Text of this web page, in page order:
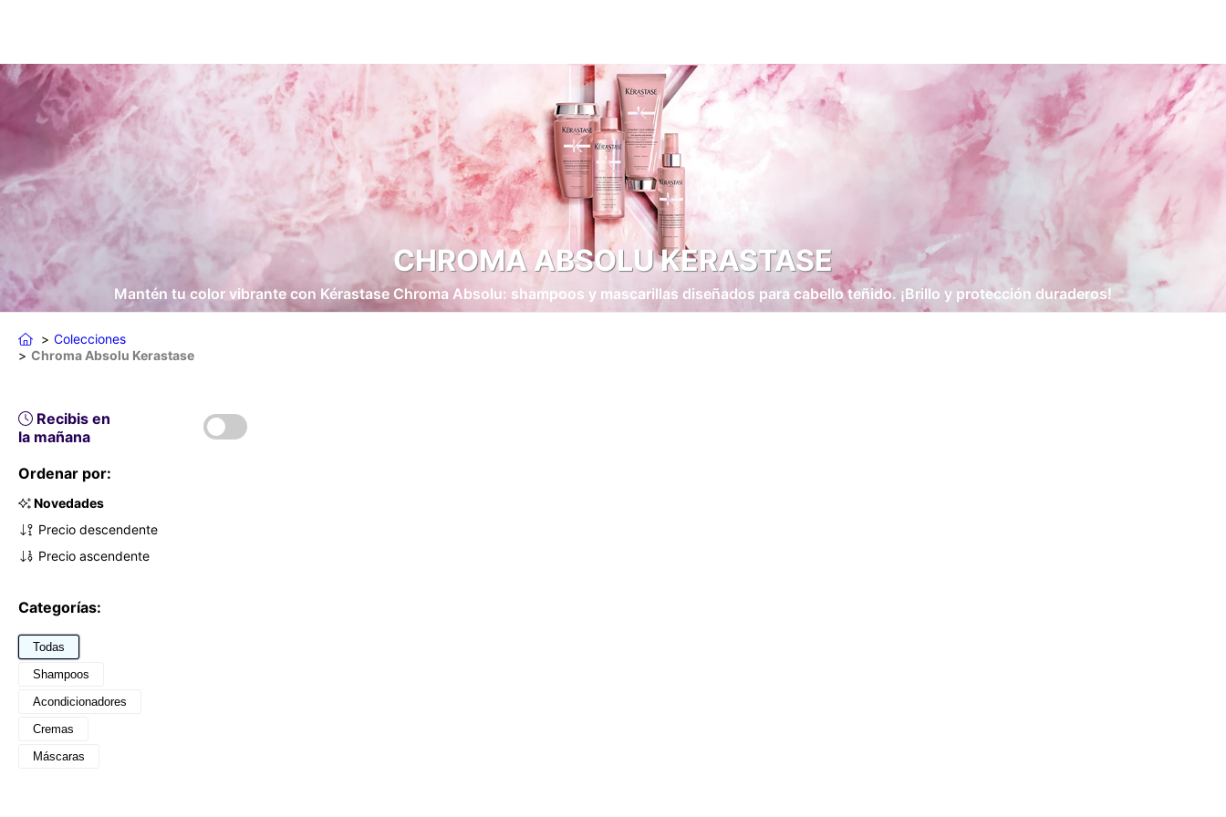
CHROMA ABSOLU KERASTASE
Mantén tu color vibrante con Kérastase Chroma Absolu: shampoos y mascarillas diseñados para cabello teñido. ¡Brillo y protección duraderos!
Colecciones
Chroma Absolu Kerastase
Recibis en
la mañana
Ordenar por:
Novedades
Precio descendente
Precio ascendente
Categorías:
Todas
Shampoos
Acondicionadores
Cremas
Máscaras